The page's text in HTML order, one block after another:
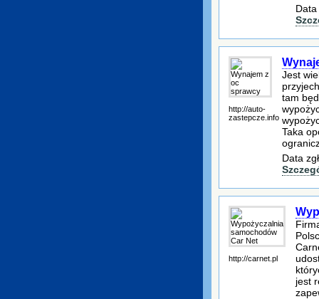
http://auto-
zastepcze.info
Jest
tam
Taka
Data
http://carnet.pl
jest